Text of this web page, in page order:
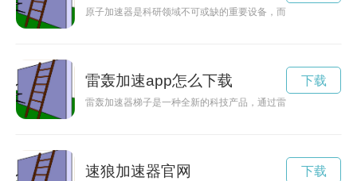
原子加速器是科研领域不可或缺的重要设备，而安装包则是保
雷轰加速app怎么下载
雷轰加速器梯子是一种全新的科技产品，通过雷轰能量搭载在
下载
速狼加速器官网 下载